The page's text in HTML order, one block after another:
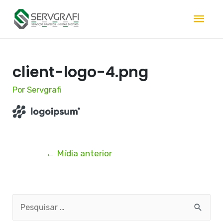
client-logo-4.png
PorServgrafi
← Mídia anterior